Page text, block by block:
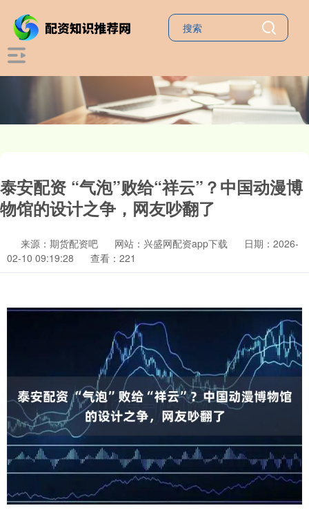
泰安配资 “气泡”败给“祥云”？中国动漫博
物馆的设计之争，网友吵翻了
来源：期货配资吧 网站：兴盛网配资app下载
日期：2026-
02-10 09:19:28
查看：221